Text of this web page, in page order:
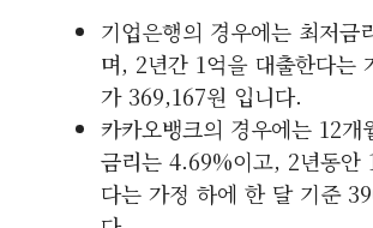
기업은행의 경우에는 최저금
며, 2년간 1억을 대출한다는
가 369,167원 입니다.
카카오뱅크의 경우에는 12개
금리는 4.69%이고, 2년동안
다는 가정 하에 한 달 기준